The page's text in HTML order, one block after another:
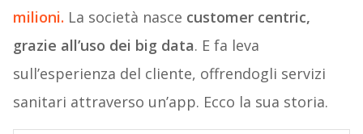
milioni. La società nasce customer centric,
grazie all’uso dei big data. E fa leva
sull’esperienza del cliente, offrendogli servizi
sanitari attraverso un’app. Ecco la sua storia.